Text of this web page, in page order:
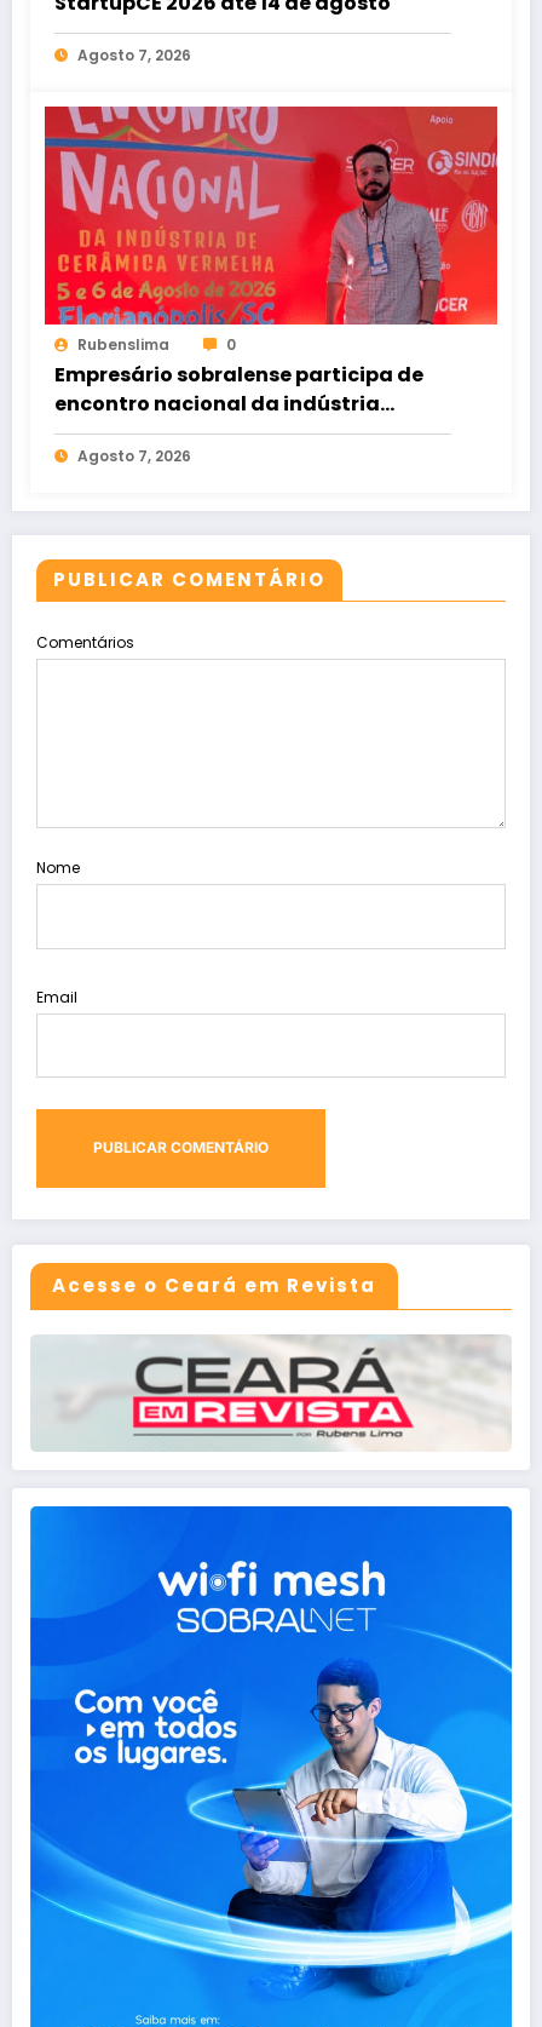
Agosto 7, 2026
Rubenslima 0
Empresário sobralense participa de
encontro nacional da indústria
cerâmica em Florianópolis
Agosto 7, 2026
PUBLICAR COMENTÁRIO
Comentários
Nome
Email
Acesse o Ceará em Revista